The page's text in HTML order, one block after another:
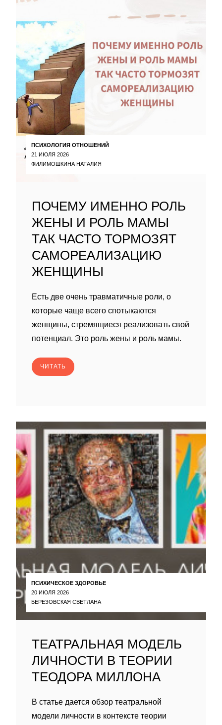
ПСИХОЛОГИЯ ОТНОШЕНИЙ
21 ИЮЛЯ 2026
ФИЛИМОШКИНА НАТАЛИЯ
ПОЧЕМУ ИМЕННО РОЛЬ
ЖЕНЫ И РОЛЬ МАМЫ
ТАК ЧАСТО ТОРМОЗЯТ
САМОРЕАЛИЗАЦИЮ
ЖЕНЩИНЫ
Есть две очень травматичные роли, о
которые чаще всего спотыкаются
женщины, стремящиеся реализовать свой
потенциал. Это роль жены и роль мамы.
ЧИТАТЬ
ПСИХИЧЕСКОЕ ЗДОРОВЬЕ
20 ИЮЛЯ 2026
БЕРЕЗОВСКАЯ СВЕТЛАНА
ТЕАТРАЛЬНАЯ МОДЕЛЬ
ЛИЧНОСТИ В ТЕОРИИ
ТЕОДОРА МИЛЛОНА
В статье дается обзор театральной
модели личности в контексте теории